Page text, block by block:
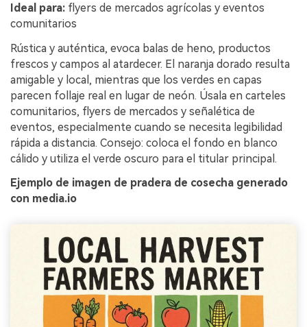
Ideal para: flyers de mercados agrícolas y eventos
comunitarios
Rústica y auténtica, evoca balas de heno, productos
frescos y campos al atardecer. El naranja dorado resulta
amigable y local, mientras que los verdes en capas
parecen follaje real en lugar de neón. Úsala en carteles
comunitarios, flyers de mercados y señalética de
eventos, especialmente cuando se necesita legibilidad
rápida a distancia. Consejo: coloca el fondo en blanco
cálido y utiliza el verde oscuro para el titular principal.
Ejemplo de imagen de pradera de cosecha generado
con media.io